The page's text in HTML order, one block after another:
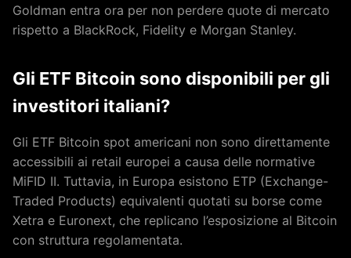
Goldman entra ora per non perdere quote di mercato
rispetto a BlackRock, Fidelity e Morgan Stanley.
Gli ETF Bitcoin sono disponibili per gli
investitori italiani?
Gli ETF Bitcoin spot americani non sono direttamente
accessibili ai retail europei a causa delle normative
MiFID II. Tuttavia, in Europa esistono ETP (Exchange-
Traded Products) equivalenti quotati su borse come
Xetra e Euronext, che replicano l’esposizione al Bitcoin
con struttura regolamentata.